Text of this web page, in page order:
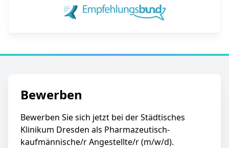
Bewerben
Bewerben Sie sich jetzt bei der Städtisches
Klinikum Dresden als Pharmazeutisch-
kaufmännische/r Angestellte/r (m/w/d).